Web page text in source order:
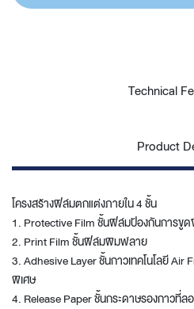
Technical
Product
โครงสร้างฟิล์มตกแต่งภายใน 4 ชั้น
1. Protective Film ชั้นฟิล์มป้องกันการขูด
2. Print Film ชั้นฟิล์มพิมพ์ลาย
3. Adhesive Layer ชั้นกาวเทคโนโลยี
พิเศษ
4. Release Paper ชั้นกระดาษรองกาวที่ล